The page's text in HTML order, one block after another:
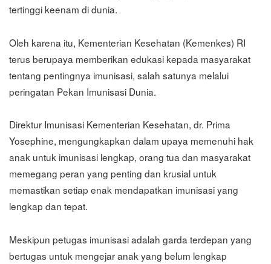
tertinggi keenam di dunia.
Oleh karena itu, Kementerian Kesehatan (Kemenkes) RI
terus berupaya memberikan edukasi kepada masyarakat
tentang pentingnya imunisasi, salah satunya melalui
peringatan Pekan Imunisasi Dunia.
Direktur Imunisasi Kementerian Kesehatan, dr. Prima
Yosephine, mengungkapkan dalam upaya memenuhi hak
anak untuk imunisasi lengkap, orang tua dan masyarakat
memegang peran yang penting dan krusial untuk
memastikan setiap enak mendapatkan imunisasi yang
lengkap dan tepat.
Meskipun petugas imunisasi adalah garda terdepan yang
bertugas untuk mengejar anak yang belum lengkap